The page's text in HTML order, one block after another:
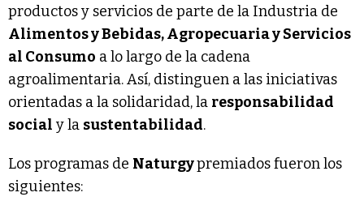
productos y servicios de parte de la Industria de
Alimentos y Bebidas, Agropecuaria y Servicios
al Consumo a lo largo de la cadena
agroalimentaria. Así, distinguen a las iniciativas
orientadas a la solidaridad, la responsabilidad
social y la sustentabilidad.
Los programas de Naturgypremiados fueron los
siguientes: